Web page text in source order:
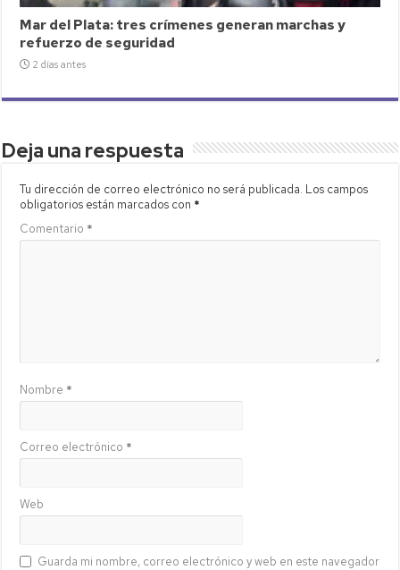
Mar del Plata: tres crímenes generan marchas y
refuerzo de seguridad
2 días antes
Deja una respuesta
Tu dirección de correo electrónico no será publicada. Los campos
obligatorios están marcados con *
Comentario *
Nombre *
Correo electrónico *
Web
Guarda mi nombre, correo electrónico y web en este navegador